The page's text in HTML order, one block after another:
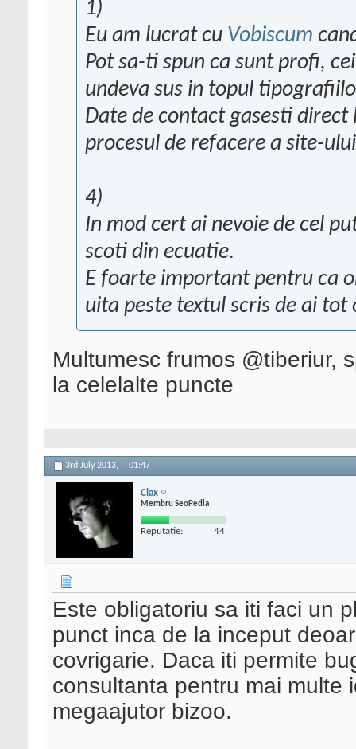
1)
Eu am lucrat cu Vobiscum
Pot sa-ti spun ca sunt profi,
undeva sus in topul
Date de contact gasesti
procesul de refacere a site-
4)
In mod cert ai nevoie de cel
scoti din ecuatie.
E foarte important pentru ca
uita peste textul scris de ai tot
Multumesc frumos @tiberiur,
la celelalte puncte
3rd July 2013, 01:47
Clax
Membru SeoPedia
Reputatie: 44
Este obligatoriu sa iti faci un
punct inca de la inceput
covrigarie. Daca iti permite
consultanta pentru mai multe
megaajutor bizoo.